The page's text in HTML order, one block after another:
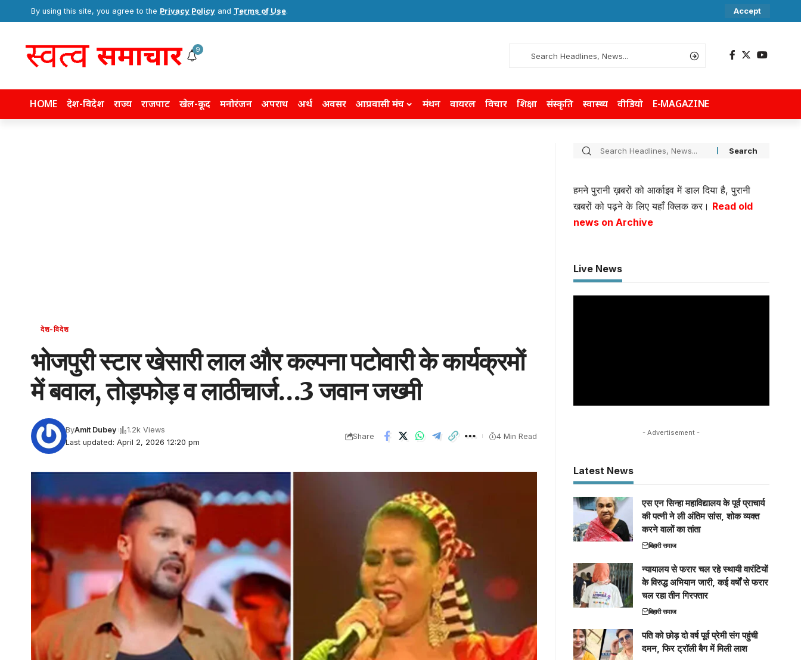
By using this site, you agree to the Privacy Policy and Terms of Use. Accept
9
HOME देश-विदेश राज्य राजपाट खेल-कूद मनोरंजन अपराध अर्थ अवसर आप्रवासी मंच मंथन वायरल विचार शिक्षा संस्कृति स्वास्थ्य वीडियो E-MAGAZINE
देश-विदेश
भोजपुरी स्‍टार खेसारी लाल और कल्पना पटोवारी के कार्यक्रमों
में बवाल, तोड़फोड़ व लाठीचार्ज…3 जवान जख्मी
Last updated: April 2, 2026 12:20 pm
ByAmit Dubey 1.2k Views
Share 4 Min Read
हमने पुरानी ख़बरों को आर्काइव में डाल दिया है, पुरानी
खबरों को पढ़ने के लिए यहाँ क्लिक कर। Read old
news on Archive
Live News
- Advertisement -
Latest News
एस एन सिन्हा महाविद्यालय के पूर्व प्राचार्य
की पत्नी ने ली अंतिम सांस, शोक व्यक्त
करने वालों का तांता
बिहारी समाज
न्यायालय से फरार चल रहे स्थायी वारंटियों
के विरुद्ध अभियान जारी, कई वर्षों से फरार
चल रहा तीन गिरफ्तार
बिहारी समाज
पति को छोड़ दो वर्ष पूर्व प्रेमी संग पहुंची
दमन, फिर ट्रॉली बैग में मिली लाश